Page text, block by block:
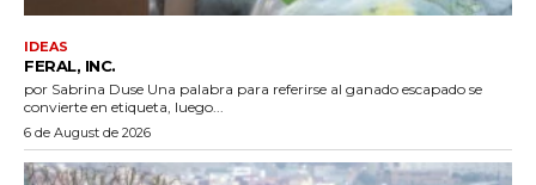
IDEAS
FERAL, INC.
por Sabrina Duse Una palabra para referirse al ganado escapado se
convierte en etiqueta, luego...
6 de August de 2026